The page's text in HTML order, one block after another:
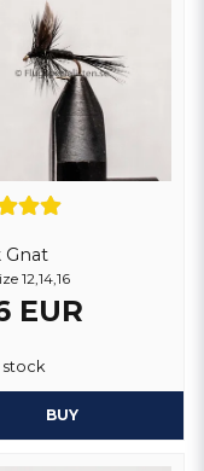
rörelser.
utrustning när man
att lura dessa försiktiga
variera beroende på
som är närvarande, så
att vara framgångsrik
Gnat
12,14,16
EUR
stock
BUY